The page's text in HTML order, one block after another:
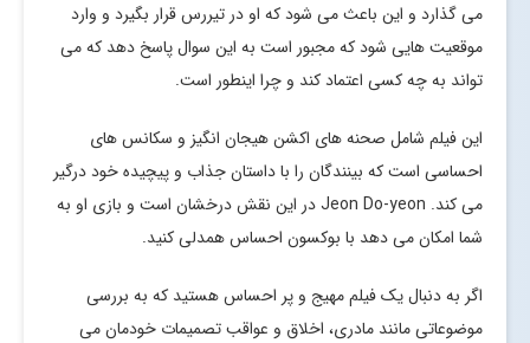
می گذارد و این باعث می شود که او در تیررس قرار بگیرد و وارد
موقعیت هایی شود که مجبور است به این سوال پاسخ دهد که می
تواند به چه کسی اعتماد کند و چرا اینطور است.
این فیلم شامل صحنه های اکشن هیجان انگیز و سکانس های
احساسی است که بینندگان را با داستان جذاب و پیچیده خود درگیر
می کند. Jeon Do-yeon در این نقش درخشان است و بازی او به
شما امکان می دهد با بوکسون احساس همدلی کنید.
اگر به دنبال یک فیلم مهیج و پر احساس هستید که به بررسی
موضوعاتی مانند مادری، اخلاق و عواقب تصمیمات خودمان می